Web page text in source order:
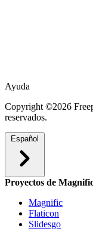
Ayuda
Copyright ©2026
reservados.
Español
Proyectos de
Magnific
Flaticon
Slidesgo